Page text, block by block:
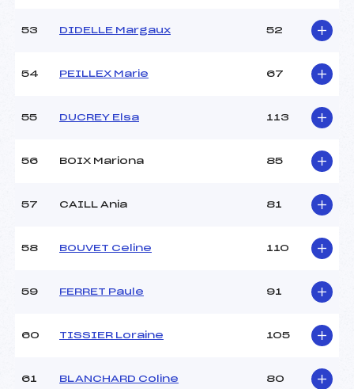
53 DIDELLE Margaux 52
54 PEILLEX Marie 67
55 DUCREY Elsa 113
56 BOIX Mariona 85
57 CAILL Ania 81
58 BOUVET Celine 110
59 FERRET Paule 91
60 TISSIER Loraine 105
61 BLANCHARD Coline 80